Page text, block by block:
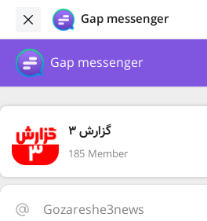
Gap messenger
Gap messenger
گزارش ۳
185 Member
Gozareshe3news